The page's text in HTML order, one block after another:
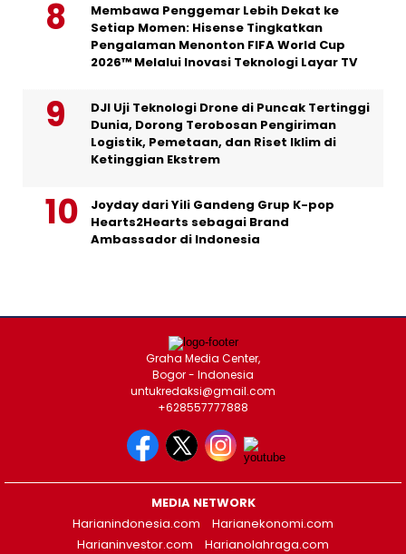
Membawa Penggemar Lebih Dekat ke
Setiap Momen: Hisense Tingkatkan
Pengalaman Menonton FIFA World Cup
2026™ Melalui Inovasi Teknologi Layar TV
DJI Uji Teknologi Drone di Puncak Tertinggi
Dunia, Dorong Terobosan Pengiriman
Logistik, Pemetaan, dan Riset Iklim di
Ketinggian Ekstrem
Joyday dari Yili Gandeng Grup K-pop
Hearts2Hearts sebagai Brand
Ambassador di Indonesia
Graha Media Center,
Bogor - Indonesia
untukredaksi@gmail.com
+628557777888
MEDIA NETWORK
Harianindonesia.com
Harianekonomi.com
Harianinvestor.com
Harianolahraga.com